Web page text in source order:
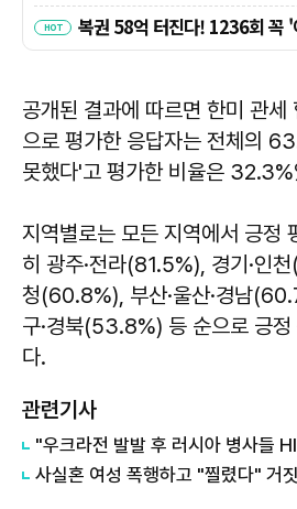
공개된 결과에 따르면 한미 관세
으로 평가한 응답자는 전체의
못했다'고 평가한 비율은 32.3%
지역별로는 모든 지역에서 긍정
히 광주·전라(81.5%), 경기·인
청(60.8%), 부산·울산·경남
구·경북(53.8%) 등 순으로 긍
다.
관련기사
"우크라전 발발 후 러시아 병사들
사실혼 여성 폭행하고 "찔렸다" 거